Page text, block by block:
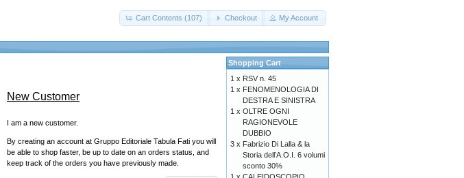
Cart Contents (107) Checkout My Account
New Customer
I am a new customer.
By creating an account at Gruppo Editoriale Tabula Fati you will
be able to shop faster, be up to date on an orders status, and
keep track of the orders you have previously made.
Shopping Cart
1 x RSV n. 45
1 x FENOMENOLOGIA DI
DESTRA E SINISTRA
1 x OLTRE OGNI
RAGIONEVOLE
DUBBIO
3 x Fabrizio Di Lalla & la
Storia dell’A.O.I. 6 volumi
sconto 30%